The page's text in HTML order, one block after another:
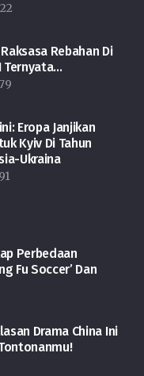
Rebahan Di
Ternyata…
Eropa Janjikan
Kyiv Di Tahun
Ukraina
Perbedaan
Fu Soccer’ Dan
Drama China Ini